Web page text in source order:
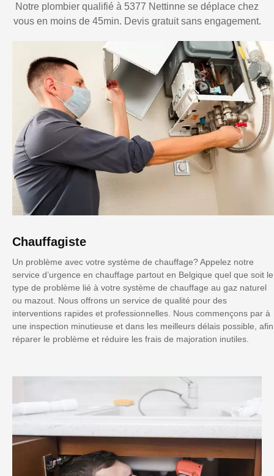
Notre plombier qualifié à 5377 Nettinne se déplace chez
vous en moins de 45min. Devis gratuit sans engagement.
Chauffagiste
Un problème avec votre système de chauffage? Appelez notre
service d’urgence en chauffage partout en Belgique quel que soit le
type de problème lié à votre système de chauffage au gaz naturel
ou mazout. Nous offrons un service de qualité pour des
interventions rapides et professionnelles. Nous commençons par à
une inspection minutieuse et dans les meilleurs délais possible, afin
réparer le problème et réduire les frais de majoration inutiles.